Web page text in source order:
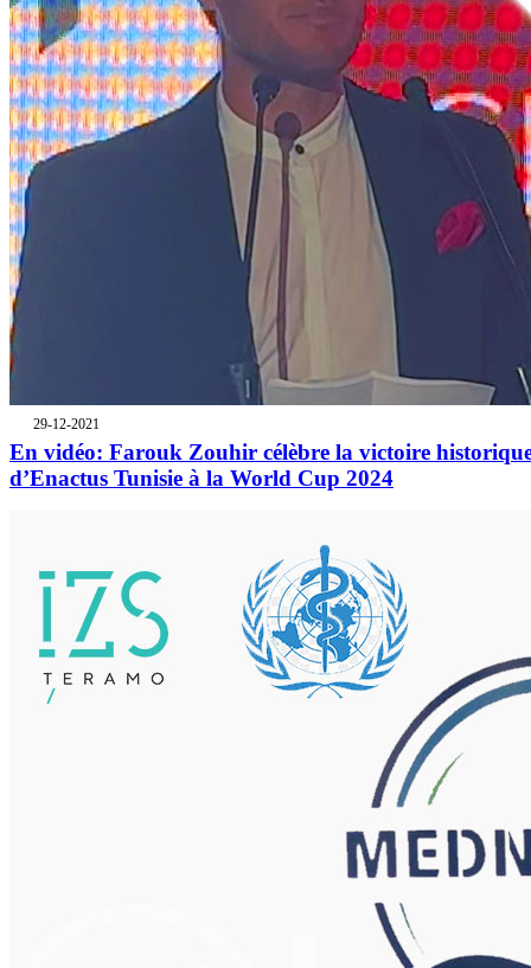
29-12-2021
En vidéo: Farouk Zouhir célèbre la victoire
d’Enactus Tunisie à la World Cup 2024